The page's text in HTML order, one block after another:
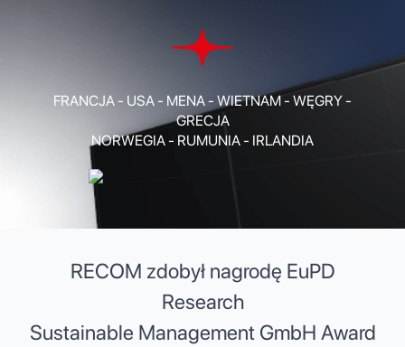
FRANCJA - USA - MENA - WIETNAM - WĘGRY -
GRECJA
NORWEGIA - RUMUNIA - IRLANDIA
RECOM zdobył nagrodę EuPD
Research
Sustainable Management GmbH Award